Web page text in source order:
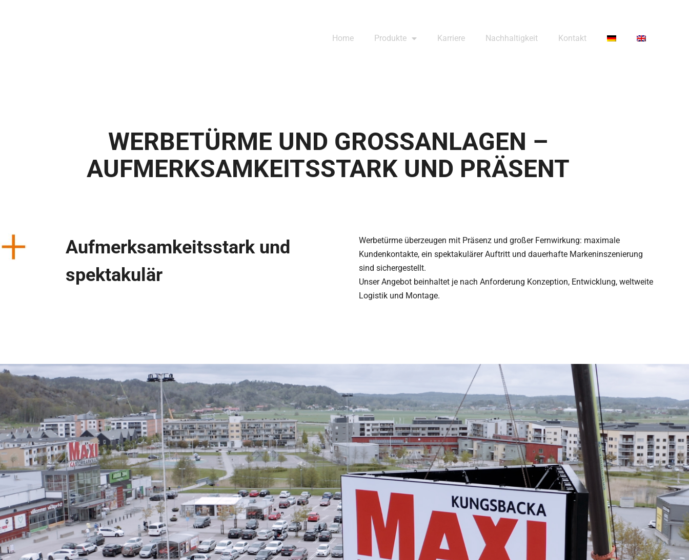
Home Pro­dukte Kar­riere Nach­hal­tig­keit Kon­takt
WER­BE­TÜRME UND GROSS­AN­LA­GEN –
AUF­MERK­SAM­KEITS­STARK UND PRÄSENT
Auf­merk­sam­keits­stark und
spektakulär
Wer­be­türme über­zeu­gen mit Prä­senz und gro­ßer Fern­wir­kung: maxi­male
Kun­den­kon­takte, ein spek­ta­ku­lä­rer Auf­tritt und dau­er­hafte Mar­ken­in­sze­nie­rung
sind sicher­ge­stellt.
Unser Ange­bot beinhal­tet je nach Anfor­de­rung Kon­zep­tion, Ent­wick­lung, welt­weite
Logis­tik und Montage.